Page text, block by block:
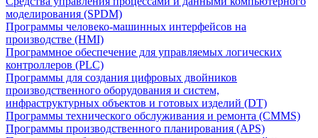
моделирования (SPDM)
Программы человеко-машинных интерфейсов на
производстве (HMI)
Программное обеспечение для управляемых логических
контроллеров (PLC)
Программы для создания цифровых двойников
производственного оборудования и систем,
инфраструктурных объектов и готовых изделий (DT)
Программы технического обслуживания и ремонта (CMMS)
Программы производственного планирования (APS)